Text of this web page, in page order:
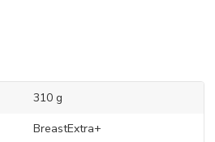
310 g
BreastExtra+